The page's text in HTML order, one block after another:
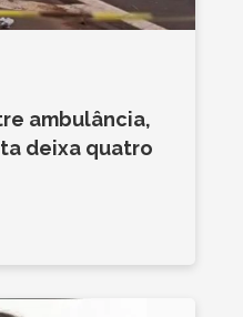
ambulância,
deixa quatro